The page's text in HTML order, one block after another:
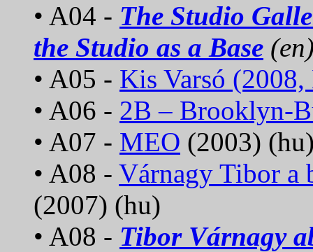
• A04 - The Studio
the Studio as a Base
• A05 - Kis Varsó
• A06 - 2B – Brooklyn-
• A07 - MEO (2003)
• A08 - Várnagy Tibor a
(2007) (hu)
• A08 - Tibor Várnagy